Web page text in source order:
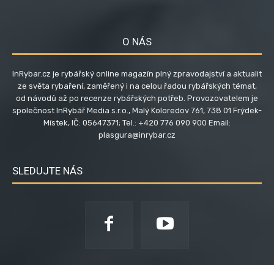
O NÁS
InRybar.cz je rybářský online magazín plný zpravodajství a aktualit
ze světa rybaření, zaměřený i na celou řadou rybářských témat,
od návodů až po recenze rybářských potřeb. Provozovatelem je
společnost InRybář Media s.r.o., Malý Koloredov 761, 738 01 Frýdek-
Místek, IČ: 05647371; Tel.: +420 776 090 900 Email:
plasgura@inrybar.cz
SLEDUJTE NÁS